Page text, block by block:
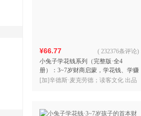
¥66.77
小兔子学花钱系列（完整版·全4
册）：3~7岁财商启蒙，学花钱、学赚
钱、学存钱、学捐钱！3岁对钱有概
( 232376条评论)
[加]辛德斯·麦克劳德；读客文化 出品